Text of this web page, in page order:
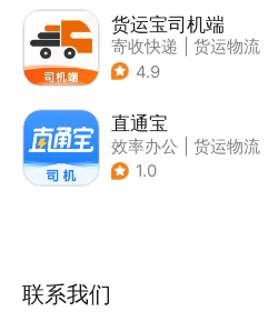
货运宝司机端
寄收快递
货运物流
4.9
直通宝
效率办公
货运物流
1.0
联系我们